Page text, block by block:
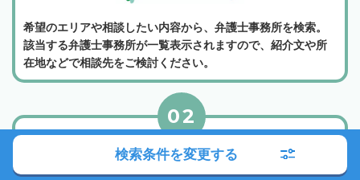
希望のエリアや相談したい内容から、弁護士事務所を検索。
該当する弁護士事務所が一覧表示されますので、紹介文や所
在地などで相談先をご検討ください。
弁護士事務所の詳細を確認
02
検索条件を変更する